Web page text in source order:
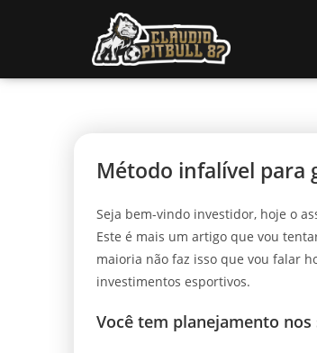
Método infalível para
Seja bem-vindo investidor, hoje o
Este é mais um artigo que vou
maioria não faz isso que vou falar
investimentos esportivos.
Você tem planejamento